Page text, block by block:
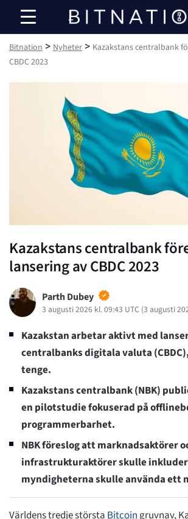
Bitnation
Bitnation > Nyheter > Kazakstans centralbank
CBDC 2023
Kazakstans centralbank
lansering av CBDC 2023
Parth Dubey
3 augusti 2026 kl. 09:43 UTC (3 augusti
Kazakstan arbetar aktivt med
centralbanks digitala valuta
tenge.
Kazakstans centralbank (NBK)
en pilotstudie fokuserad på
programmerbarhet.
NBK föreslog att marknadsaktörer
infrastrukturaktörer skulle
myndigheterna skulle använda ett
Världens tredje störstaBitcoingruvnav,